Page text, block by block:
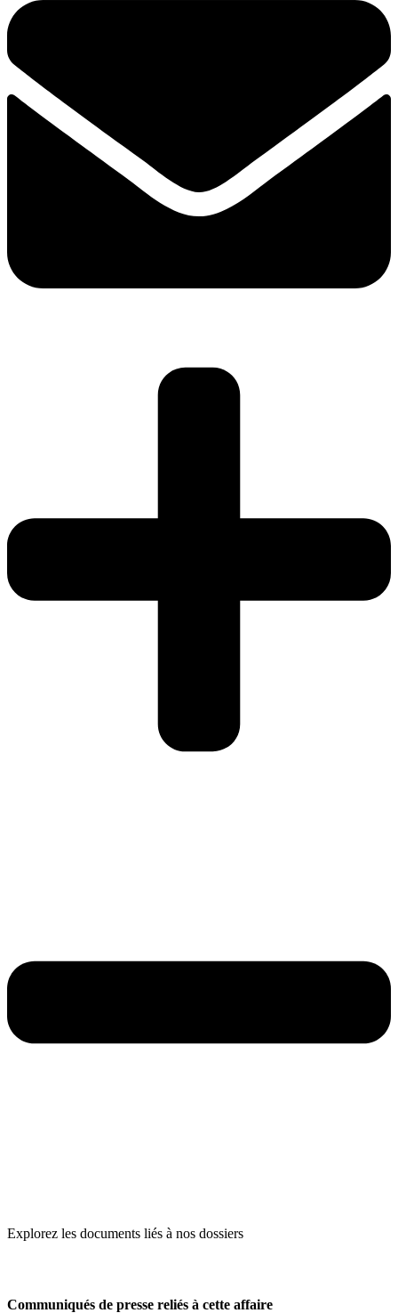
Explorez les documents liés à nos dossiers
Communiqués de presse reliés à cette affaire